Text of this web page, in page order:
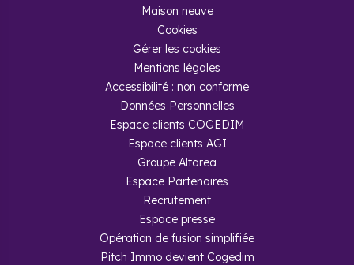
Maison neuve
Cookies
Gérer les cookies
Mentions légales
Accessibilité : non conforme
Données Personnelles
Espace clients COGEDIM
Espace clients AGI
Groupe Altarea
Espace Partenaires
Recrutement
Espace presse
Opération de fusion simplifiée
Pitch Immo devient Cogedim